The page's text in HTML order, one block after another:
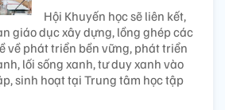
Hội Khuyến học sẽ liên kết,
giáo dục xây dựng, lồng ghép các
về phát triển bền vững, phát triển
lối sống xanh, tư duy xanh vào
sinh hoạt tại Trung tâm học tập